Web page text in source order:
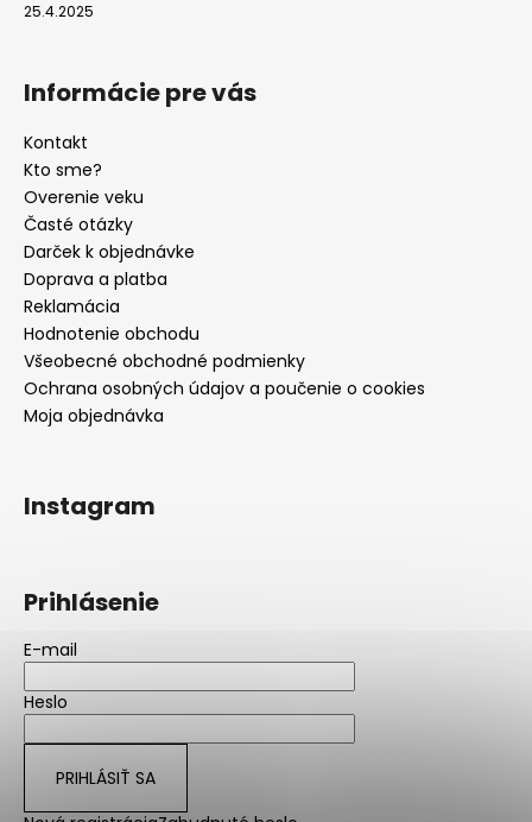
25.4.2025
Informácie pre vás
Kontakt
Kto sme?
Overenie veku
Časté otázky
Darček k objednávke
Doprava a platba
Reklamácia
Hodnotenie obchodu
Všeobecné obchodné podmienky
Ochrana osobných údajov a poučenie o cookies
Moja objednávka
Instagram
Prihlásenie
E-mail
Heslo
PRIHLÁSIŤ SA